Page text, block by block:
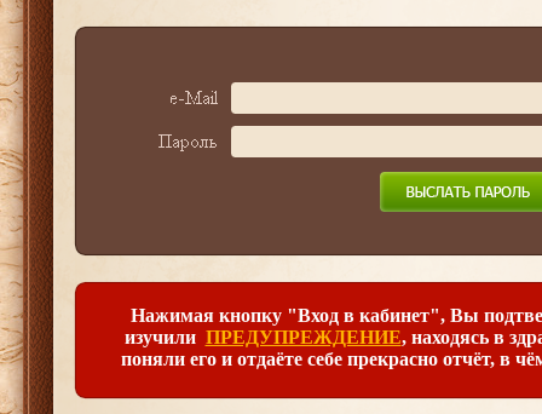
Нажимая кнопку "Вход в кабинет", Вы
изучили ПРЕДУПРЕЖДЕНИЕ, находясь в
поняли его и отдаёте себе прекрасно отчёт, в